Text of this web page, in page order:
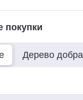
Дерево добра